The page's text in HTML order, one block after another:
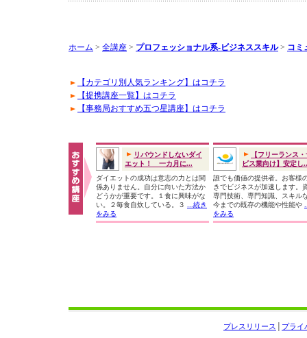
ホーム > 全講座 > プロフェッショナル系-ビジネススキル> コミ
【カテゴリ別人気ランキング】はコチラ
【提携講座一覧】はコチラ
【事務局おすすめ五つ星講座】はコチラ
リバウンドしないダイ
エット！ 一カ月に...
ダイエットの成功は意志の力とは関
係ありません。自分に向いた方法か
どうかが重要です。１食に興味がな
い。２毎食自炊している。３
...続き
をみる
【フリーランス
ビス業向け】安定し
誰でも価値の提供者。お客様
きでビジネスが加速します。
専門技術、専門知識、スキル
今までの既存の機能や性能や
をみる
プライ
プレスリリース